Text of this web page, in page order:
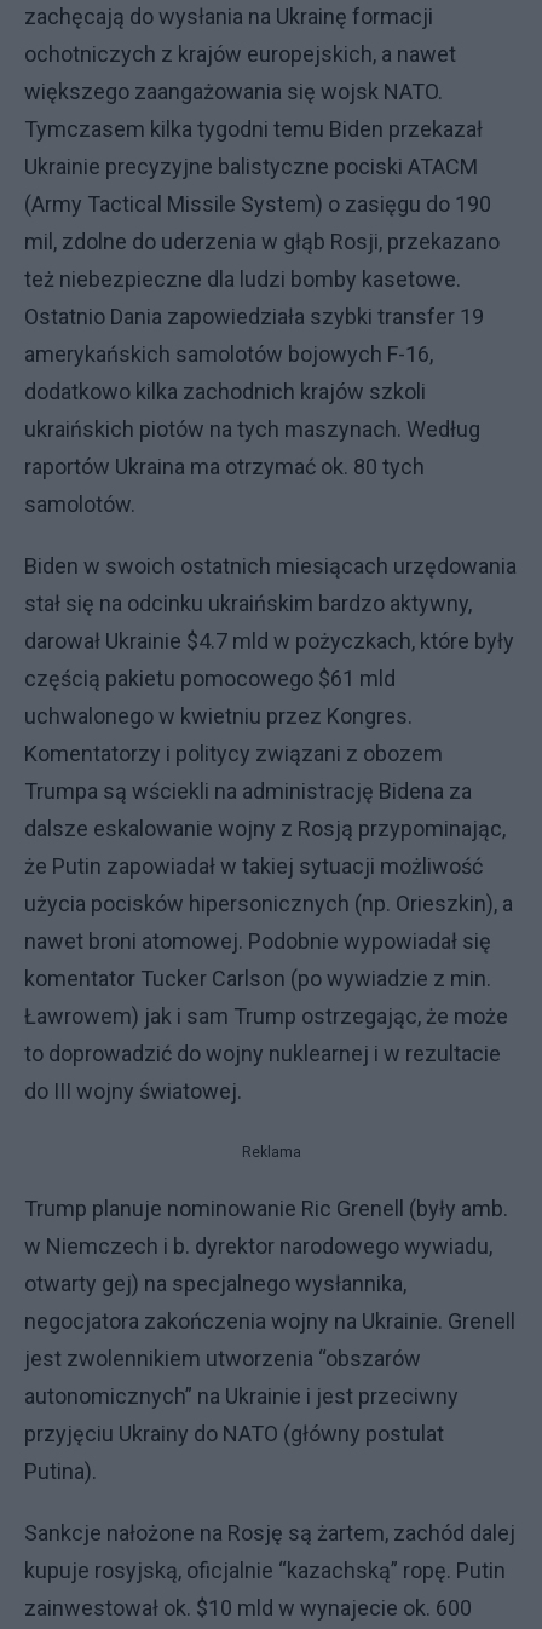
zachęcają do wysłania na Ukrainę formacji
ochotniczych z krajów europejskich, a nawet
większego zaangażowania się wojsk NATO.
Tymczasem kilka tygodni temu Biden przekazał
Ukrainie precyzyjne balistyczne pociski ATACM
(Army Tactical Missile System) o zasięgu do 190
mil, zdolne do uderzenia w głąb Rosji, przekazano
też niebezpieczne dla ludzi bomby kasetowe.
Ostatnio Dania zapowiedziała szybki transfer 19
amerykańskich samolotów bojowych F-16,
dodatkowo kilka zachodnich krajów szkoli
ukraińskich piotów na tych maszynach. Według
raportów Ukraina ma otrzymać ok. 80 tych
samolotów.
Biden w swoich ostatnich miesiącach urzędowania
stał się na odcinku ukraińskim bardzo aktywny,
darował Ukrainie $4.7 mld w pożyczkach, które były
częścią pakietu pomocowego $61 mld
uchwalonego w kwietniu przez Kongres.
Komentatorzy i politycy związani z obozem
Trumpa są wściekli na administrację Bidena za
dalsze eskalowanie wojny z Rosją przypominając,
że Putin zapowiadał w takiej sytuacji możliwość
użycia pocisków hipersonicznych (np. Orieszkin), a
nawet broni atomowej. Podobnie wypowiadał się
komentator Tucker Carlson (po wywiadzie z min.
Ławrowem) jak i sam Trump ostrzegając, że może
to doprowadzić do wojny nuklearnej i w rezultacie
do III wojny światowej.
Reklama
Trump planuje nominowanie Ric Grenell (były amb.
w Niemczech i b. dyrektor narodowego wywiadu,
otwarty gej) na specjalnego wysłannika,
negocjatora zakończenia wojny na Ukrainie. Grenell
jest zwolennikiem utworzenia “obszarów
autonomicznych” na Ukrainie i jest przeciwny
przyjęciu Ukrainy do NATO (główny postulat
Putina).
Sankcje nałożone na Rosję są żartem, zachód dalej
kupuje rosyjską, oficjalnie “kazachską” ropę. Putin
zainwestował ok. $10 mld w wynajecie ok. 600